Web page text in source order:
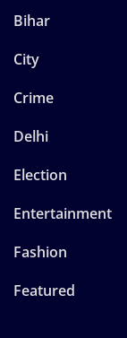
Bihar
City
Crime
Delhi
Election
Entertainment
Fashion
Featured